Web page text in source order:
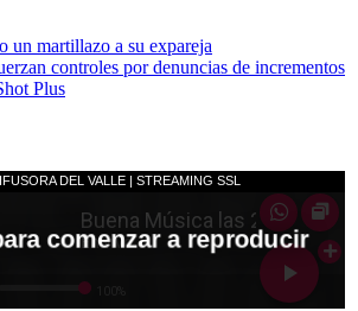
un martillazo a su expareja
controles por denuncias de incrementos
Plus